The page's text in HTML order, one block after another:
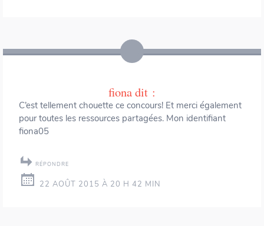
fionadit :
C’est tellement chouette ce concours! Et merci également
pour toutes les ressources partagées. Mon identifiant
fiona05
RÉPONDRE
22 AOÛT 2015 À 20 H 42 MIN